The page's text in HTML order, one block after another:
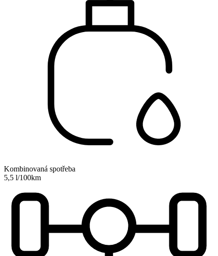
Kombinovaná spotřeba
5,5 l/100km